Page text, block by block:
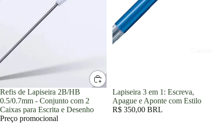
Promoção
Refis de Lapiseira 2B/HB
0.5/0.7mm - Conjunto com 2
Caixas para Escrita e Desenho
Preço promocional
Lapiseira 3 em 1: Escreva,
Apague e Aponte com Estilo
R$ 350,00 BRL